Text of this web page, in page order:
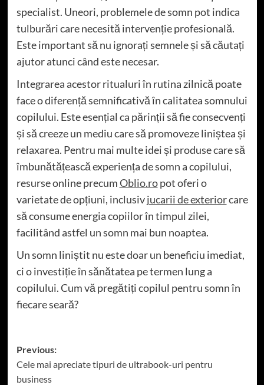
specialist. Uneori, problemele de somn pot indica
tulburări care necesită intervenție profesională.
Este important să nu ignorați semnele și să căutați
ajutor atunci când este necesar.
Integrarea acestor ritualuri în rutina zilnică poate
face o diferență semnificativă în calitatea somnului
copilului. Este esențial ca părinții să fie consecvenți
și să creeze un mediu care să promoveze liniștea și
relaxarea. Pentru mai multe idei și produse care să
îmbunătățească experiența de somn a copilului,
resurse online precumOblio.ropot oferi o
varietate de opțiuni, inclusivjucarii de exteriorcare
să consume energia copiilor în timpul zilei,
facilitând astfel un somn mai bun noaptea.
Un somn liniștit nu este doar un beneficiu imediat,
ci o investiție în sănătatea pe termen lung a
copilului. Cum vă pregătiți copilul pentru somn în
fiecare seară?
Post
navigation
Previous:
Cele mai apreciate tipuri de ultrabook-uri pentru
business